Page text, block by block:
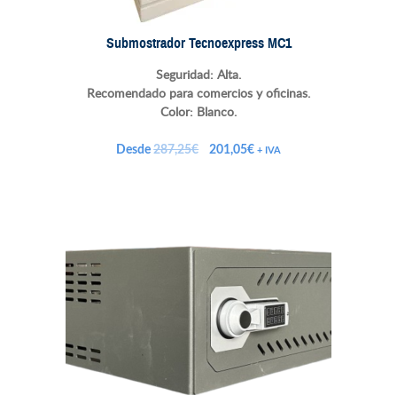
Submostrador Tecnoexpress MC1
Seguridad: Alta.
Recomendado para comercios y oficinas.
Color: Blanco.
Desde287,25€
El201,05€El+ IVA